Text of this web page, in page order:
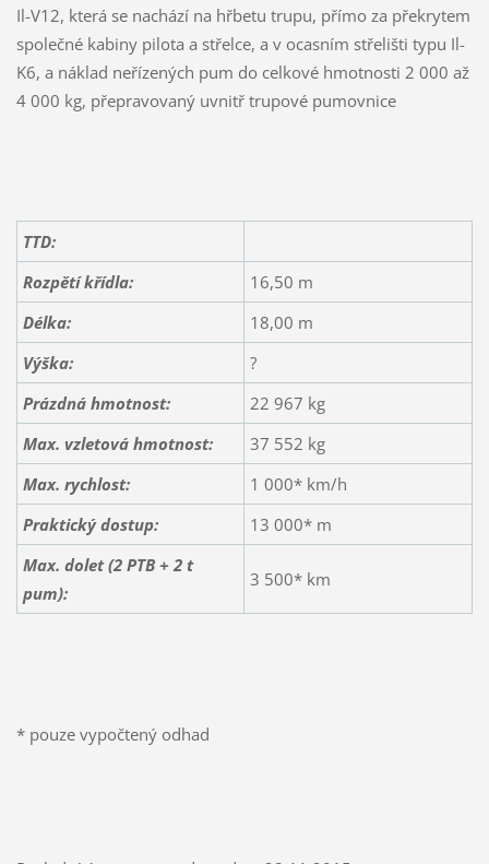
Il-V12, která se nachází na hřbetu trupu, přímo za překrytem
společné kabiny pilota a střelce, a v ocasním střelišti typu Il-
K6, a náklad neřízených pum do celkové hmotnosti 2 000 až
4 000 kg, přepravovaný uvnitř trupové pumovnice
TTD:
Rozpětí křídla:
16,50 m
Délka:
18,00 m
Výška:
?
Prázdná hmotnost:
22 967 kg
Max. vzletová hmotnost:
37 552 kg
Max. rychlost:
1 000* km/h
Praktický dostup:
13 000* m
Max. dolet (2 PTB + 2 t
pum):
3 500* km
* pouze vypočtený odhad